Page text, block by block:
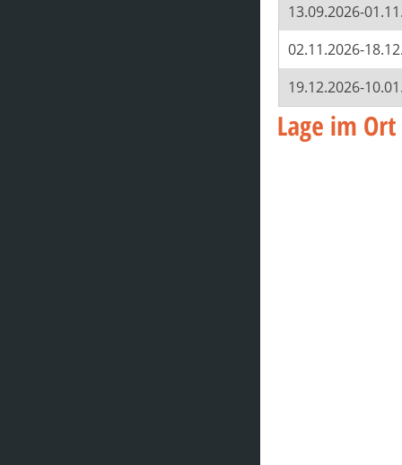
13.09.2026-
02.11.2026-
19.12.2026-